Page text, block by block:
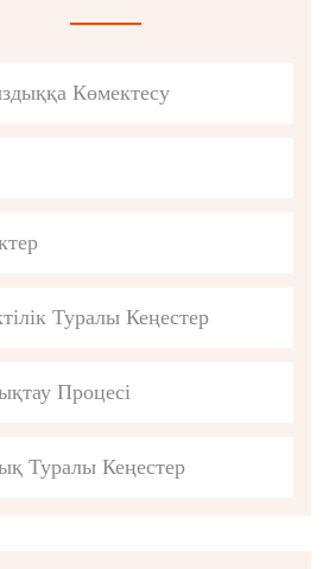
Көмектесу
Туралы Кеңестер
Процесі
Туралы Кеңестер